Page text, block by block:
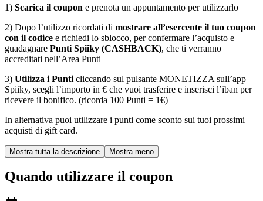
1) Scarica il coupon e prenota un appuntamento per utilizzarlo
2) Dopo l’utilizzo ricordati di mostrare all’esercente il tuo coupon
con il codice e richiedi lo sblocco, per confermare l’acquisto e
guadagnare Punti Spiiky (CASHBACK), che ti verranno
accreditati nell’Area Punti
3) Utilizza i Punti cliccando sul pulsante MONETIZZA sull’app
Spiiky, scegli l’importo in € che vuoi trasferire e inserisci l’iban per
ricevere il bonifico. (ricorda 100 Punti = 1€)
In alternativa puoi utilizzare i punti come sconto sui tuoi prossimi
acquisti di gift card.
Quando utilizzare il coupon